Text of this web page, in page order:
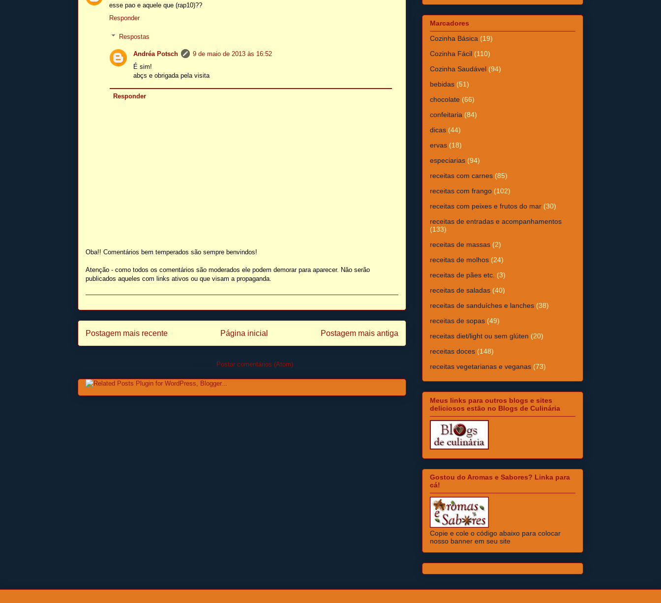
esse pao e aquele que (rap10)??
Responder
Respostas
Andréa Potsch
9 de maio de 2013 às 16:52
É sim!
abçs e obrigada pela visita
Responder
Oba!! Comentários bem temperados são sempre benvindos!
Atenção - como todos os comentários são moderados ele podem demorar para aparecer. Nâo serão
publicados aqueles com links ativos ou que visam a propaganda.
Postagem mais recente Postagem mais antiga
Página inicial
Postar comentários (Atom)
Marcadores
Cozinha Básica (19)
Cozinha Fácil (110)
Cozinha Saudável (94)
bebidas (51)
chocolate (66)
confeitaria (84)
dicas (44)
ervas (18)
especiarias (94)
receitas com carnes (85)
receitas com frango (102)
receitas com peixes e frutos do mar (30)
receitas de entradas e acompanhamentos
(133)
receitas de massas (2)
receitas de molhos (24)
receitas de pães etc. (3)
receitas de saladas (40)
receitas de sanduíches e lanches (38)
receitas de sopas (49)
receitas diet/light ou sem glúten (20)
receitas doces (148)
receitas vegetarianas e veganas (73)
Meus links para outros blogs e sites
deliciosos estão no Blogs de Culinária
Gostou do Aromas e Sabores? Linka para
cá!
Copie e cole o código abaixo para colocar
nosso banner em seu site